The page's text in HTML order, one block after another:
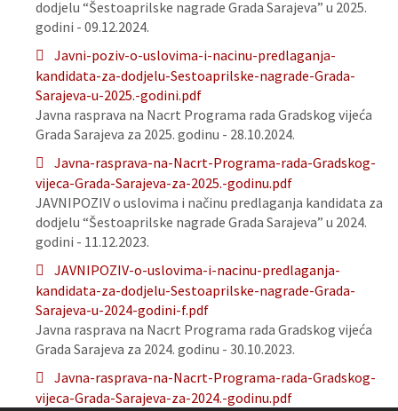
dodjelu “Šestoaprilske nagrade Grada Sarajeva” u 2025.
godini - 09.12.2024.
Javni-poziv-o-uslovima-i-nacinu-predlaganja-
kandidata-za-dodjelu-Sestoaprilske-nagrade-Grada-
Sarajeva-u-2025.-godini.pdf
Javna rasprava na Nacrt Programa rada Gradskog vijeća
Grada Sarajeva za 2025. godinu - 28.10.2024.
Javna-rasprava-na-Nacrt-Programa-rada-Gradskog-
vijeca-Grada-Sarajeva-za-2025.-godinu.pdf
JAVNIPOZIV o uslovima i načinu predlaganja kandidata za
dodjelu “Šestoaprilske nagrade Grada Sarajeva” u 2024.
godini - 11.12.2023.
JAVNIPOZIV-o-uslovima-i-nacinu-predlaganja-
kandidata-za-dodjelu-Sestoaprilske-nagrade-Grada-
Sarajeva-u-2024-godini-f.pdf
Javna rasprava na Nacrt Programa rada Gradskog vijeća
Grada Sarajeva za 2024. godinu - 30.10.2023.
Javna-rasprava-na-Nacrt-Programa-rada-Gradskog-
vijeca-Grada-Sarajeva-za-2024.-godinu.pdf